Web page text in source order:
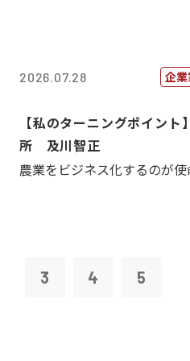
2026.07.28 企
【私のターニングポイント
所 及川智正
農業をビジネス化するのが使
3 4 5